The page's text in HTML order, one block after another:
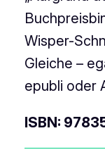
Wisper-
Gleiche –
epubli oder
ISBN: